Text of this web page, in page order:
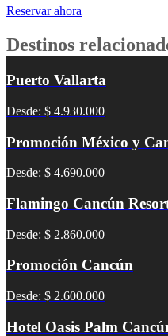
Reservar ahora
Destinos
Puerto Vallarta
Desde: $ 4.930.000
Promoción México y
Desde: $ 4.690.000
Flamingo Cancún
Desde: $ 2.860.000
Promoción Cancún
Desde: $ 2.600.000
Hotel Oasis Palm